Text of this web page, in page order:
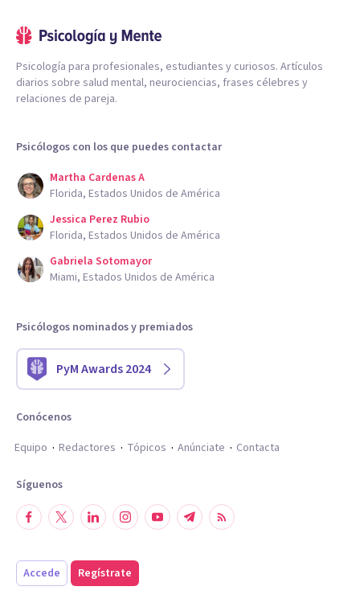
Psicología para profesionales, estudiantes y curiosos. Artículos
diarios sobre salud mental, neurociencias, frases célebres y
relaciones de pareja.
Psicólogos con los que puedes contactar
Martha Cardenas A
Florida, Estados Unidos de América
Jessica Perez Rubio
Florida, Estados Unidos de América
Gabriela Sotomayor
Miami, Estados Unidos de América
Psicólogos nominados y premiados
PyM Awards 2024
Conócenos
Equipo
Redactores Tópicos Anúnciate Contacta
Síguenos
Accede Regístrate